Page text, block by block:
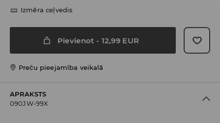
Izmēra ceļvedis
Pievienot - 12,99 EUR
Preču pieejamība veikalā
APRAKSTS
090JW-99X